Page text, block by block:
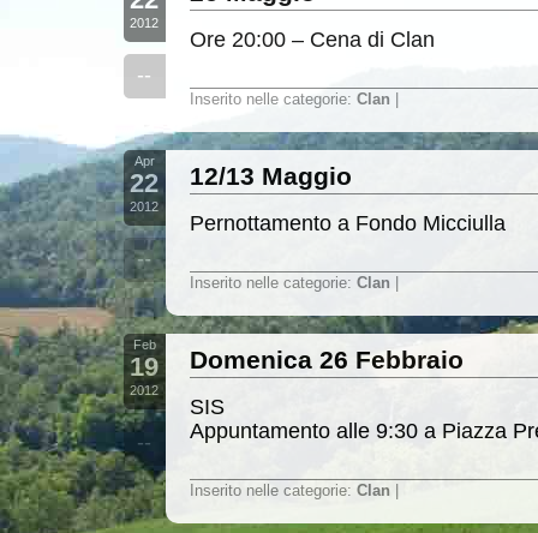
2012
--
Ore 20:00 – Cena di Clan
Inserito nelle categorie: Clan
Apr
22
2012
--
12/13 Maggio
Pernottamento a Fondo Micciulla
Inserito nelle categorie: Clan
Feb
19
2012
--
Domenica 26 Febbraio
SIS
Appuntamento alle 9:30 a Piazza
Inserito nelle categorie: Clan